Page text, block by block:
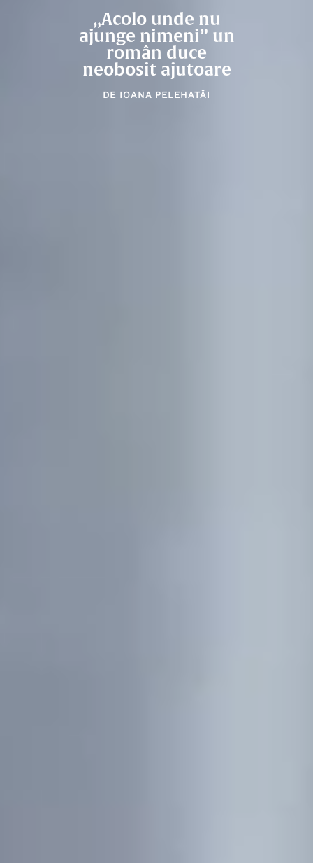
„Acolo unde nu
ajunge nimeni” un
român duce
neobosit ajutoare
DE IOANA PELEHATĂI